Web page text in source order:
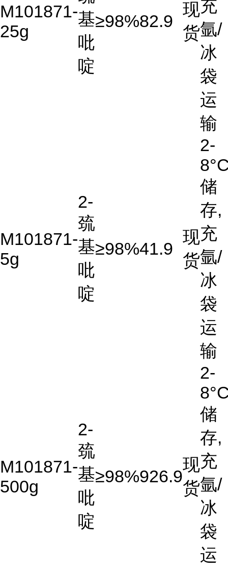
M101871-
25g
基
吡
啶
≥98%82.9
现
货
充
氩/
冰
袋
运
输
M101871-
5g
2-
巯
基
吡
啶
≥98%41.9
现
货
2-
储
存,
充
氩/
冰
袋
运
输
M101871-
500g
2-
巯
基
吡
啶
≥98%926.9
现
货
2-
储
存,
充
氩/
冰
袋
运